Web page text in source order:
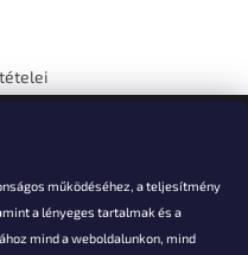
működéséhez, a teljesítmény
a lényeges tartalmak és a
mind a weboldalunkon, mind